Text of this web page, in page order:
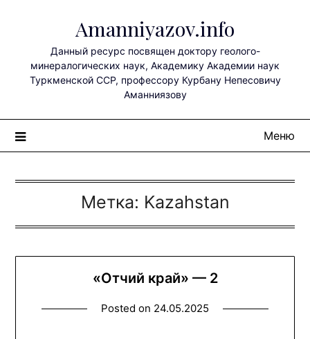
содержимому
Amanniyazov.info
Данный ресурс посвящен доктору геолого-
минералогических наук, Академику Академии наук
Туркменской ССР, профессору Курбану Непесовичу
Аманниязову
Меню
Метка: Kazahstan
«Отчий край» — 2
Posted on 24.05.2025